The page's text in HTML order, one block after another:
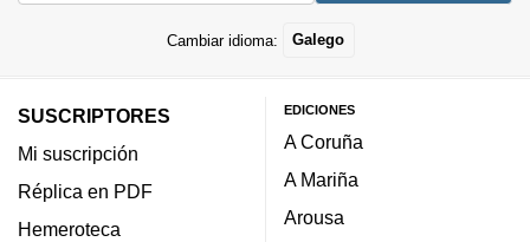
Cambiar idioma: Galego
SUSCRIPTORES
Mi suscripción
Réplica en PDF
Hemeroteca
EDICIONES
A Coruña
A Mariña
Arousa